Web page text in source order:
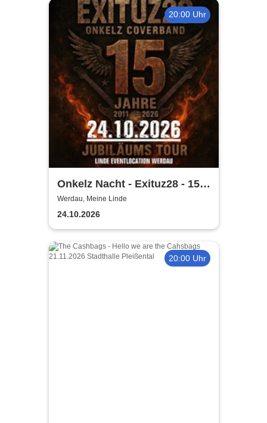
20:00 Uhr
Onkelz Nacht - Exituz28 - 15
Jahre Special Tribute Show
Werdau, Meine Linde
24.10.2026
20:00 Uhr